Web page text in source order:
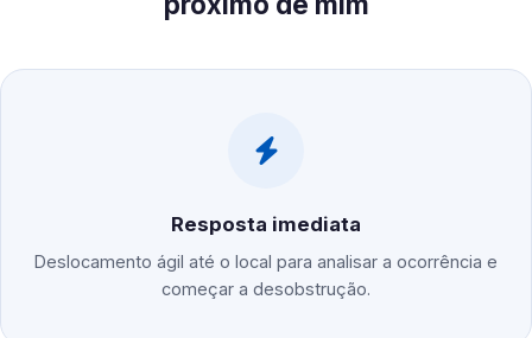
Resposta imediata
Deslocamento ágil até o local para analisar a ocorrência e
começar a desobstrução.